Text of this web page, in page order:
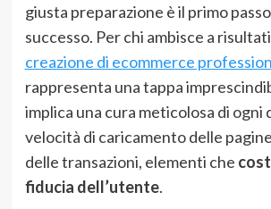
giusta preparazione è il primo
successo. Per chi ambisce a
creazione di ecommerce
rappresenta una tappa
implica una cura meticolosa di ogni
velocità di caricamento delle
delle transazioni, elementi che
fiducia dell’utente.